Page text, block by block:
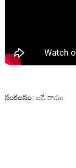
సంకలనం:బడే రాము.